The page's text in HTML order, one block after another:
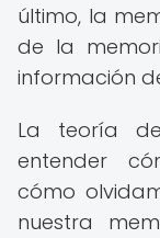
último, la
de la
información
La teoría
entender
cómo
nuestra